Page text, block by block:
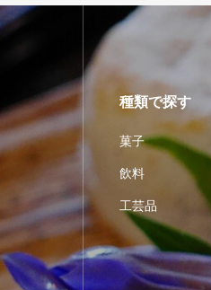
種類で探す
菓子
飲料
工芸品